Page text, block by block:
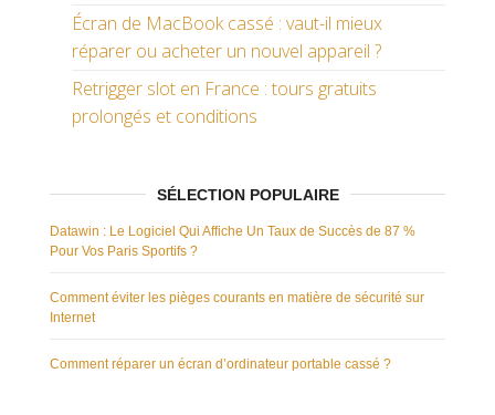
Écran de MacBook cassé : vaut-il mieux
réparer ou acheter un nouvel appareil ?
Retrigger slot en France : tours gratuits
prolongés et conditions
SÉLECTION POPULAIRE
Datawin : Le Logiciel Qui Affiche Un Taux de Succès de 87 %
Pour Vos Paris Sportifs ?
Comment éviter les pièges courants en matière de sécurité sur
Internet
Comment réparer un écran d’ordinateur portable cassé ?